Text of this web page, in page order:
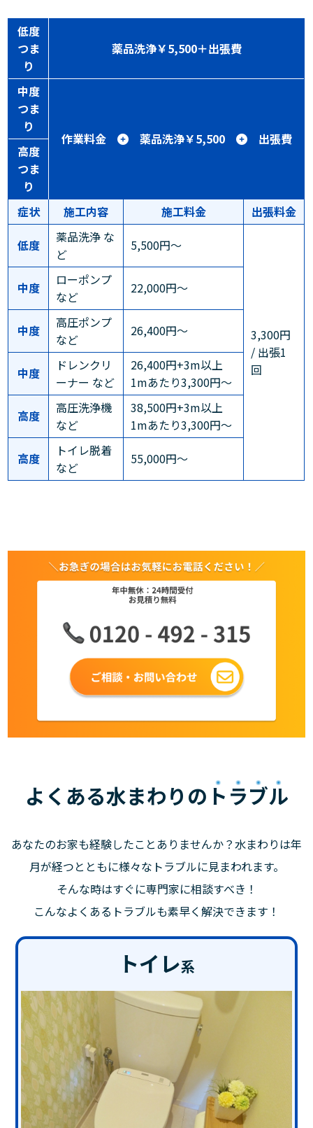
低度
つま
り
薬品洗浄￥5,500＋出張費
中度
つま
り
作業料金 薬品洗浄￥5,500 出張費
高度
つま
り
症状
施工内容 施工料金
出張料金
低度
薬品洗浄 な
ど
5,500円～
3,300円
/ 出張1
回
中度
ローポンプ
など
22,000円～
中度
高圧ポンプ
など
26,400円～
中度
ドレンクリ
ーナー など
26,400円+3m以上
1mあたり3,300円～
高度
高圧洗浄機
など
38,500円+3m以上
1mあたり3,300円～
高度
トイレ脱着
など
55,000円～
よくある水まわりの トラブル
あなたのお家も経験したことありませんか？水まわりは年
月が経つとともに様々なトラブルに見まわれます。
そんな時はすぐに専門家に相談すべき！
こんなよくあるトラブルも素早く解決できます！
トイレ系